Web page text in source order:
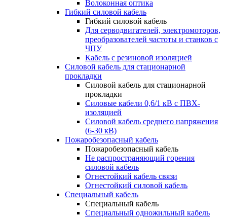
Волоконная оптика
Гибкий силовой кабель
Гибкий силовой кабель
Для серводвигателей, электромоторов,
преобразователей частоты и станков с
ЧПУ
Кабель с резиновой изоляцией
Силовой кабель для стационарной
прокладки
Силовой кабель для стационарной
прокладки
Силовые кабели 0,6/1 кВ с ПВХ-
изоляцией
Силовой кабель среднего напряжения
(6-30 кВ)
Пожаробезопасный кабель
Пожаробезопасный кабель
Не распространяющий горения
силовой кабель
Огнестойкий кабель связи
Огнестойкий силовой кабель
Специальный кабель
Специальный кабель
Специальный одножильный кабель